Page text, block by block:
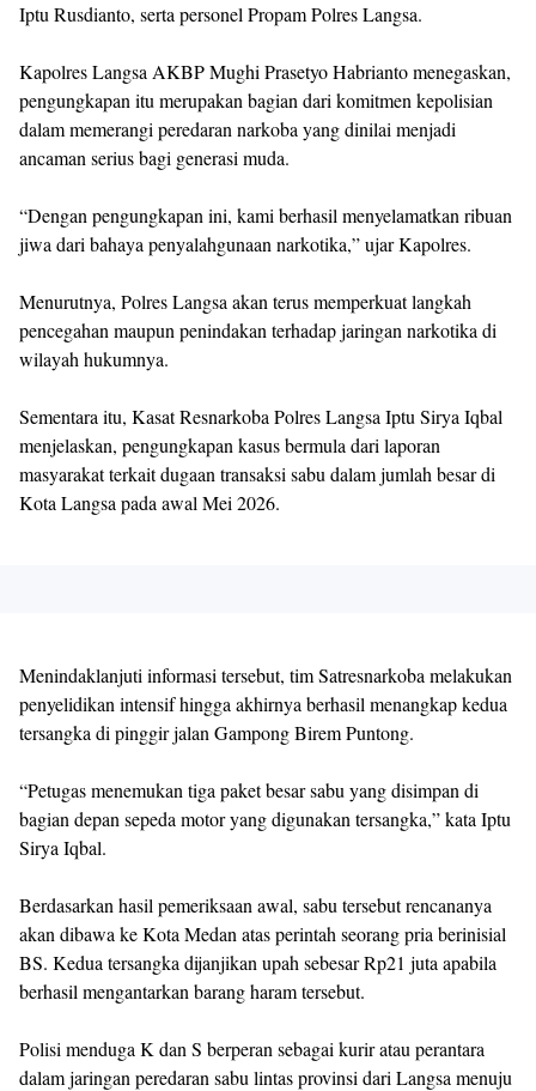
Iptu Rusdianto, serta personel Propam Polres Langsa.
Kapolres Langsa AKBP Mughi Prasetyo Habrianto menegaskan,
pengungkapan itu merupakan bagian dari komitmen kepolisian
dalam memerangi peredaran narkoba yang dinilai menjadi
ancaman serius bagi generasi muda.
“Dengan pengungkapan ini, kami berhasil menyelamatkan ribuan
jiwa dari bahaya penyalahgunaan narkotika,” ujar Kapolres.
Menurutnya, Polres Langsa akan terus memperkuat langkah
pencegahan maupun penindakan terhadap jaringan narkotika di
wilayah hukumnya.
Sementara itu, Kasat Resnarkoba Polres Langsa Iptu Sirya Iqbal
menjelaskan, pengungkapan kasus bermula dari laporan
masyarakat terkait dugaan transaksi sabu dalam jumlah besar di
Kota Langsa pada awal Mei 2026.
Menindaklanjuti informasi tersebut, tim Satresnarkoba melakukan
penyelidikan intensif hingga akhirnya berhasil menangkap kedua
tersangka di pinggir jalan Gampong Birem Puntong.
“Petugas menemukan tiga paket besar sabu yang disimpan di
bagian depan sepeda motor yang digunakan tersangka,” kata Iptu
Sirya Iqbal.
Berdasarkan hasil pemeriksaan awal, sabu tersebut rencananya
akan dibawa ke Kota Medan atas perintah seorang pria berinisial
BS. Kedua tersangka dijanjikan upah sebesar Rp21 juta apabila
berhasil mengantarkan barang haram tersebut.
Polisi menduga K dan S berperan sebagai kurir atau perantara
dalam jaringan peredaran sabu lintas provinsi dari Langsa menuju